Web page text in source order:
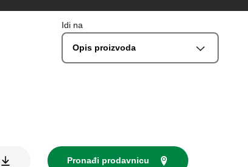
Idi na
Opis proizvoda
Pronađi prodavnicu